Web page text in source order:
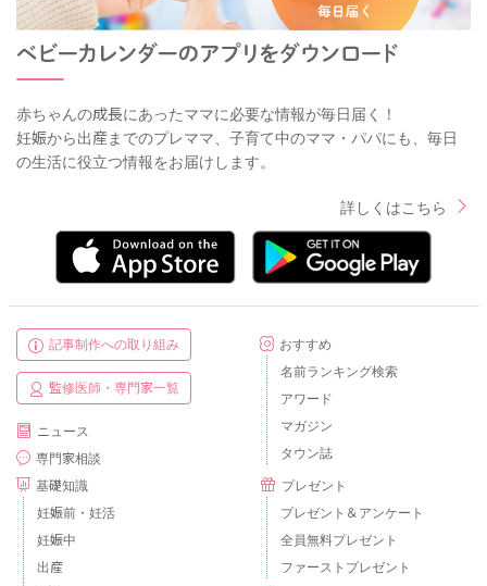
赤ちゃんの成長にあったママに必要な情報が毎日届く！
妊娠から出産までのプレママ、子育て中のママ・パパにも、毎日
の生活に役立つ情報をお届けします。
詳しくはこちら
記事制作への取り組み
監修医師・専門家一覧
ニュース
専門家相談
基礎知識
妊娠前・妊活
妊娠中
出産
おすすめ
名前ランキング検索
アワード
マガジン
タウン誌
プレゼント
プレゼント＆アンケート
全員無料プレゼント
ファーストプレゼント